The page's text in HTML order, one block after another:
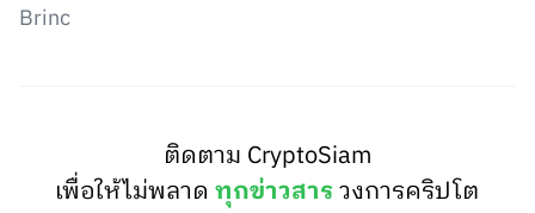
Brinc
ติดตาม CryptoSiam
เพื่อให้ไม่พลาดทุกข่าวสารวงการคริปโต